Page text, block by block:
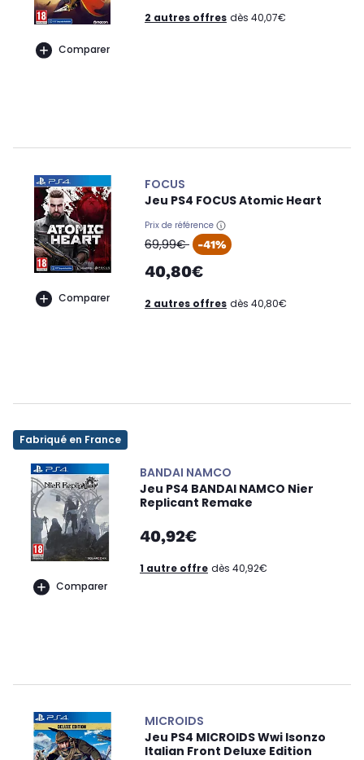
Comparer
2 autres offres dès 40,07€
Comparer
FOCUS
Jeu PS4 FOCUS Atomic Heart
Prix de référence
oldPrice
69,99€ -41%
40,80€
2 autres offres dès 40,80€
Fabriqué en France
Comparer
BANDAI NAMCO
Jeu PS4 BANDAI NAMCO Nier
Replicant Remake
40,92€
1 autre offre dès 40,92€
MICROIDS
Jeu PS4 MICROIDS Wwi Isonzo
Italian Front Deluxe Edition